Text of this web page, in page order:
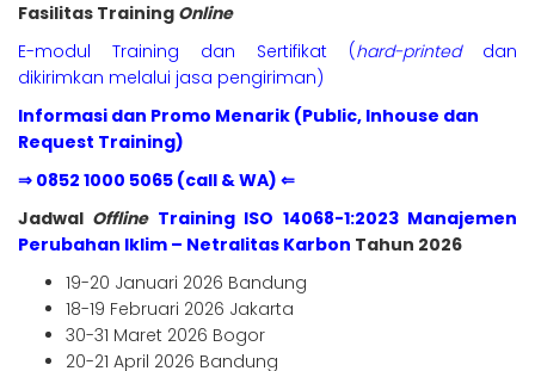
Fasilitas Training Online
E-modul Training dan Sertifikat (hard-printeddan
dikirimkan melalui jasa pengiriman)
Informasi dan Promo Menarik (Public, Inhouse dan
Request Training)
⇒ 0852 1000 5065 (call & WA) ⇐
Jadwal Offline Training ISO 14068-1:2023 Manajemen
Perubahan Iklim – Netralitas Karbon Tahun 2026
19-20 Januari 2026 Bandung
18-19 Februari 2026 Jakarta
30-31 Maret 2026 Bogor
20-21 April 2026 Bandung